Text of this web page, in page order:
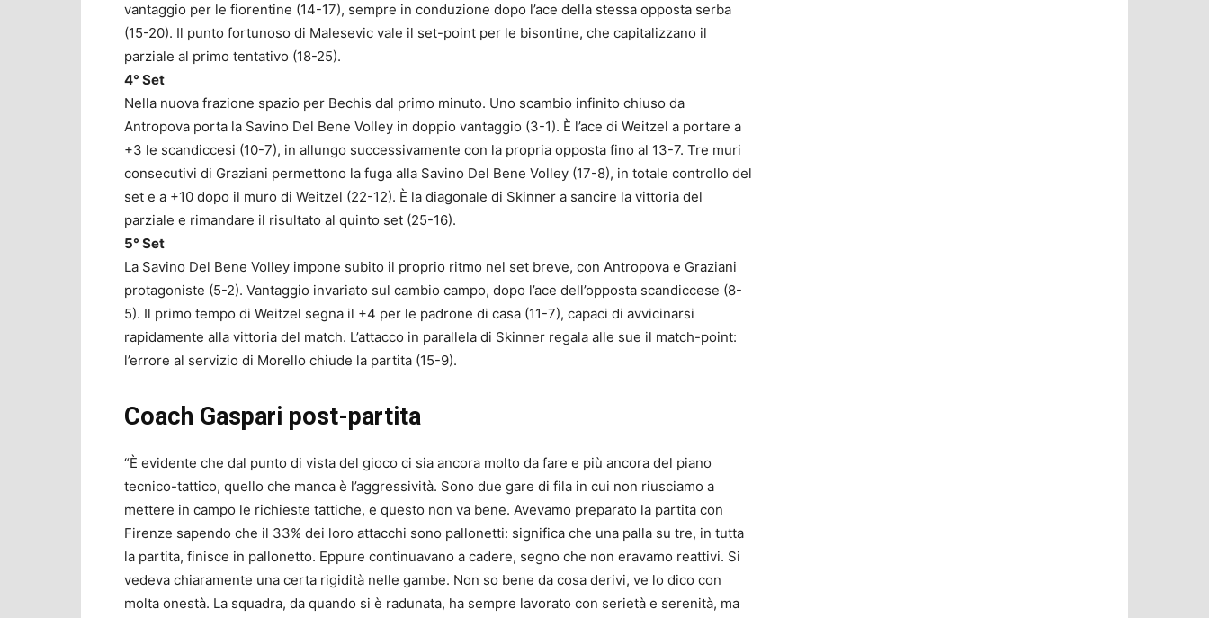
vantaggio per le fiorentine (14-17), sempre in conduzione dopo l’ace della stessa opposta serba
(15-20). Il punto fortunoso di Malesevic vale il set-point per le bisontine, che capitalizzano il
parziale al primo tentativo (18-25).
4° Set
Nella nuova frazione spazio per Bechis dal primo minuto. Uno scambio infinito chiuso da
Antropova porta la Savino Del Bene Volley in doppio vantaggio (3-1). È l’ace di Weitzel a portare a
+3 le scandiccesi (10-7), in allungo successivamente con la propria opposta fino al 13-7. Tre muri
consecutivi di Graziani permettono la fuga alla Savino Del Bene Volley (17-8), in totale controllo del
set e a +10 dopo il muro di Weitzel (22-12). È la diagonale di Skinner a sancire la vittoria del
parziale e rimandare il risultato al quinto set (25-16).
5° Set
La Savino Del Bene Volley impone subito il proprio ritmo nel set breve, con Antropova e Graziani
protagoniste (5-2). Vantaggio invariato sul cambio campo, dopo l’ace dell’opposta scandiccese (8-
5). Il primo tempo di Weitzel segna il +4 per le padrone di casa (11-7), capaci di avvicinarsi
rapidamente alla vittoria del match. L’attacco in parallela di Skinner regala alle sue il match-point:
l’errore al servizio di Morello chiude la partita (15-9).
Coach Gaspari post-partita
“È evidente che dal punto di vista del gioco ci sia ancora molto da fare e più ancora del piano
tecnico-tattico, quello che manca è l’aggressività. Sono due gare di fila in cui non riusciamo a
mettere in campo le richieste tattiche, e questo non va bene. Avevamo preparato la partita con
Firenze sapendo che il 33% dei loro attacchi sono pallonetti: significa che una palla su tre, in tutta
la partita, finisce in pallonetto. Eppure continuavano a cadere, segno che non eravamo reattivi. Si
vedeva chiaramente una certa rigidità nelle gambe. Non so bene da cosa derivi, ve lo dico con
molta onestà. La squadra, da quando si è radunata, ha sempre lavorato con serietà e serenità, ma